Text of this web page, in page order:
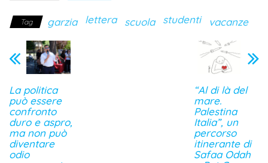
Tag garzia lettera scuola studenti vacanze
La politica
può essere
confronto
duro e aspro,
ma non può
diventare
odio
“Al di là del
mare.
Palestina
Italia”, un
percorso
itinerante di
Safaa Odah